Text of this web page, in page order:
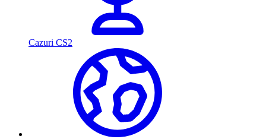
Cazuri CS2